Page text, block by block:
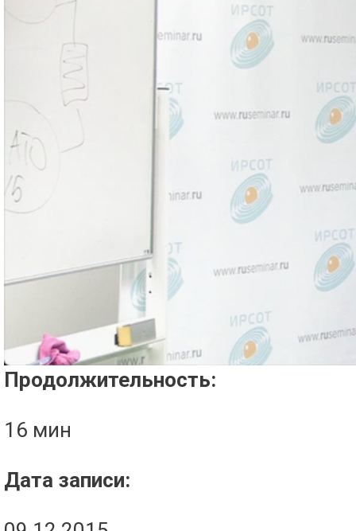
Продолжительность:
16 мин
Дата записи: